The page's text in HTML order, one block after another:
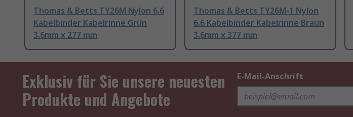
Thomas & Betts TY26M Nylon 6.6
Kabelbinder Kabelrinne Grün
3.6mm x 277 mm
Thomas & Betts TY26M-1 Nylon
6.6 Kabelbinder Kabelrinne Braun
3.6mm x 377 mm
Exklusiv für Sie unsere neuesten
Produkte und Angebote
E-Mail-Anschrift